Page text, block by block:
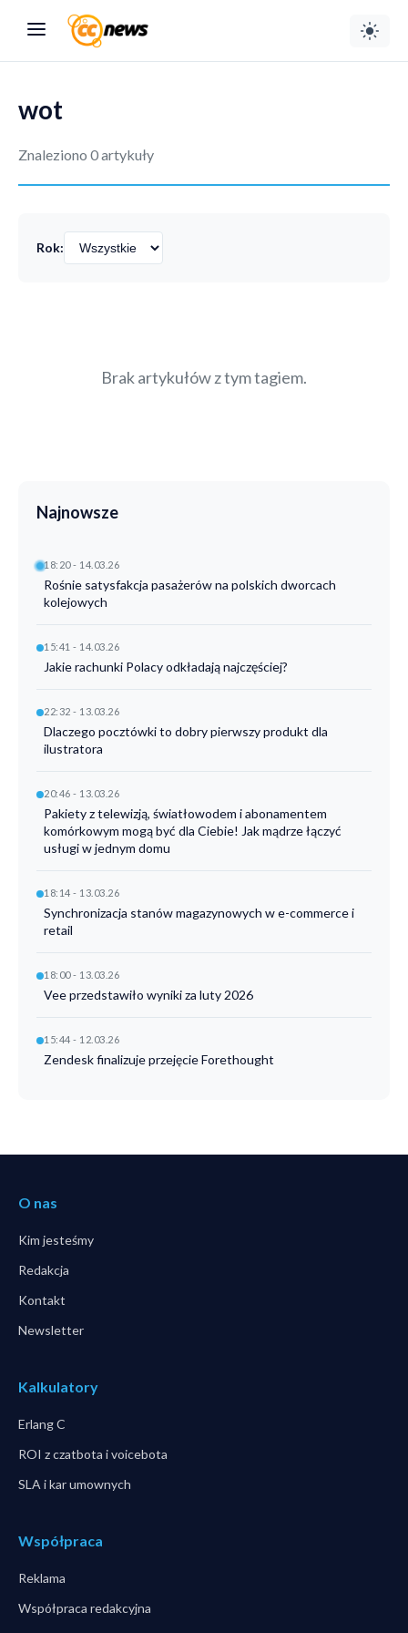
wot
Znaleziono 0 artykuły
Rok:
Brak artykułów z tym tagiem.
Najnowsze
18:20 - 14.03.26
Rośnie satysfakcja pasażerów na polskich dworcach
kolejowych
15:41 - 14.03.26
Jakie rachunki Polacy odkładają najczęściej?
22:32 - 13.03.26
Dlaczego pocztówki to dobry pierwszy produkt dla
ilustratora
20:46 - 13.03.26
Pakiety z telewizją, światłowodem i abonamentem
komórkowym mogą być dla Ciebie! Jak mądrze łączyć
usługi w jednym domu
18:14 - 13.03.26
Synchronizacja stanów magazynowych w e-commerce i
retail
18:00 - 13.03.26
Vee przedstawiło wyniki za luty 2026
15:44 - 12.03.26
Zendesk finalizuje przejęcie Forethought
O nas
Kim jesteśmy
Redakcja
Kontakt
Newsletter
Kalkulatory
Erlang C
ROI z czatbota i voicebota
SLA i kar umownych
Współpraca
Reklama
Współpraca redakcyjna